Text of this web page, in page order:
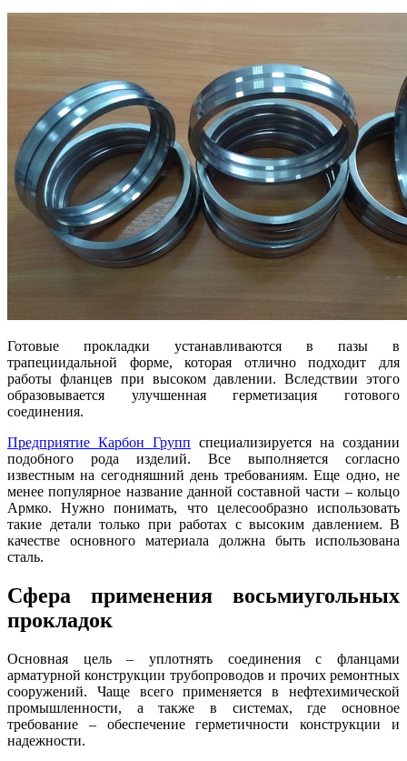
Готовые прокладки устанавливаются в пазы в
трапециидальной форме, которая отлично подходит для
работы фланцев при высоком давлении. Вследствии этого
образовывается улучшенная герметизация готового
соединения.
Предприятие Карбон Групп специализируется на создании
подобного рода изделий. Все выполняется согласно
известным на сегодняшний день требованиям. Еще одно, не
менее популярное название данной составной части – кольцо
Армко. Нужно понимать, что целесообразно использовать
такие детали только при работах с высоким давлением. В
качестве основного материала должна быть использована
сталь.
Сфера применения восьмиугольных
прокладок
Основная цель – уплотнять соединения с фланцами
арматурной конструкции трубопроводов и прочих ремонтных
сооружений. Чаще всего применяется в нефтехимической
промышленности, а также в системах, где основное
требование – обеспечение герметичности конструкции и
надежности.